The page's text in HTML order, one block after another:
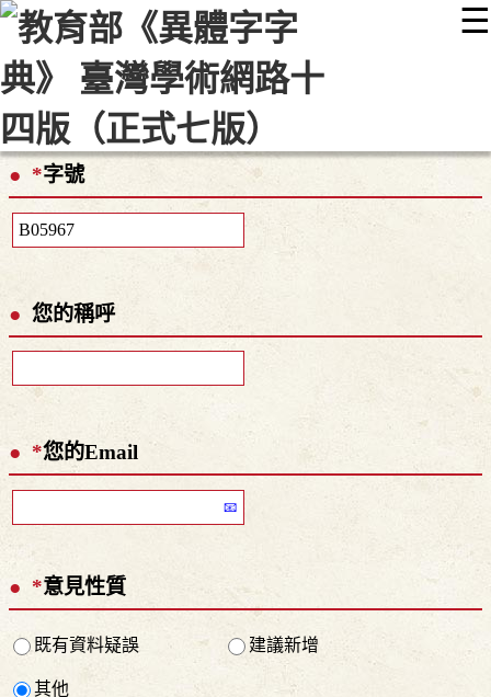
☰
::: 最新消息 常見問題 編輯說明
顯示模式
網站導覽
*字號
您的稱呼
*您的Email
*意見性質
既有資料疑誤 建議新增
其他